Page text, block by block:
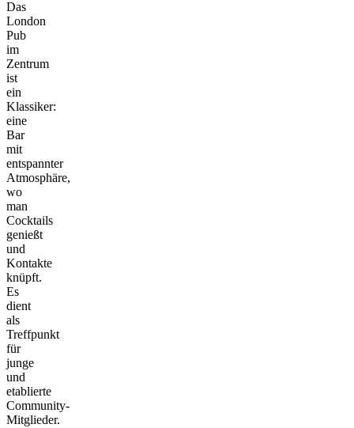
Das
London
Pub
im
Zentrum
ist
ein
Klassiker:
eine
Bar
mit
entspannter
Atmosphäre,
wo
man
Cocktails
genießt
und
Kontakte
knüpft.
Es
dient
als
Treffpunkt
für
junge
und
etablierte
Community-
Mitglieder.